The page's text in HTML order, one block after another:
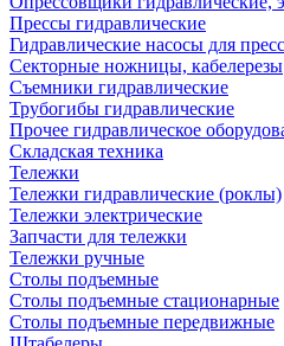
Прессы гидравлические
Гидравлические насосы для
Секторные ножницы, кабелерезы
Съемники гидравлические
Трубогибы гидравлические
Прочее гидравлическое
Складская техника
Тележки
Тележки гидравлические (роклы)
Тележки электрические
Запчасти для тележки
Тележки ручные
Столы подъемные
Столы подъемные стационарные
Столы подъемные передвижные